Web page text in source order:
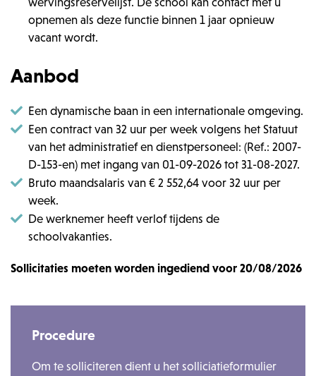
opnemen als deze functie binnen 1 jaar opnieuw
vacant wordt.
Aanbod
Een dynamische baan in een internationale omgeving.
Een contract van 32 uur per week volgens het Statuut
van het administratief en dienstpersoneel: (Ref.: 2007-
D-153-en) met ingang van 01-09-2026 tot 31-08-2027.
Bruto maandsalaris van € 2 552,64 voor 32 uur per
week.
De werknemer heeft verlof tijdens de
schoolvakanties.
Sollicitaties moeten worden ingediend voor 20/08/2026
Procedure
Om te solliciteren dient u het solliciatieformulier